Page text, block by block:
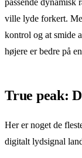
ville lyde forkert.
kontrol og at smide
højere er bedre på
True peak:
Her er noget de
digitalt lydsignal